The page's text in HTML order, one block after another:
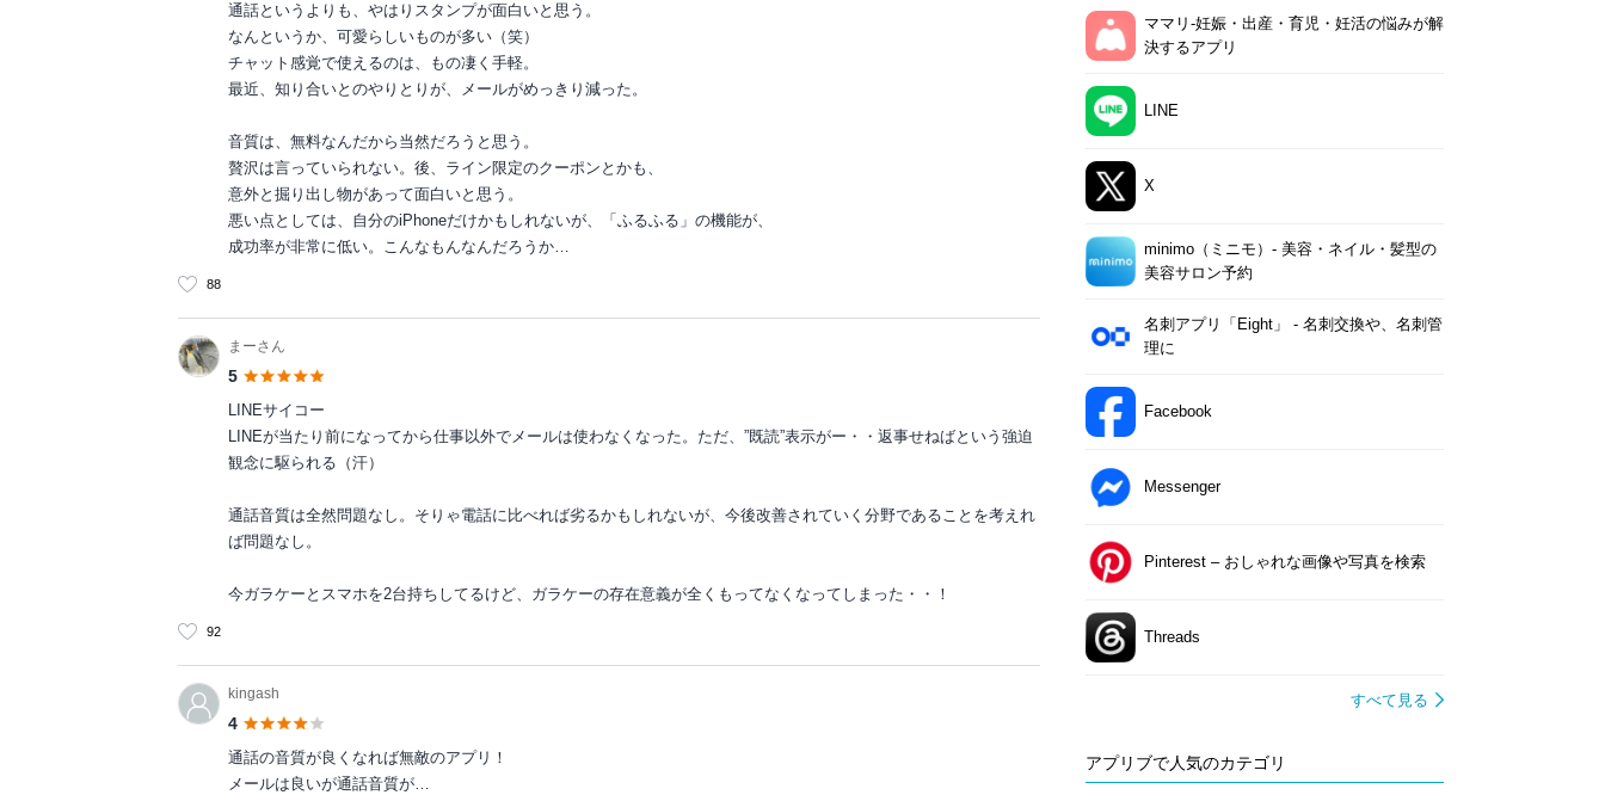
通話というよりも、やはりスタンプが面白いと思う。
なんというか、可愛らしいものが多い（笑）
チャット感覚で使えるのは、もの凄く手軽。
最近、知り合いとのやりとりが、メールがめっきり減った。
音質は、無料なんだから当然だろうと思う。
贅沢は言っていられない。後、ライン限定のクーポンとかも、
意外と掘り出し物があって面白いと思う。
悪い点としては、自分のiPhoneだけかもしれないが、「ふるふる」の機能が、
成功率が非常に低い。こんなもんなんだろうか…
88
まーさん
5
LINEサイコー
LINEが当たり前になってから仕事以外でメールは使わなくなった。ただ、”既読”表示がー・・返事せねばという強迫
観念に駆られる（汗）
通話音質は全然問題なし。そりゃ電話に比べれば劣るかもしれないが、今後改善されていく分野であることを考えれ
ば問題なし。
今ガラケーとスマホを2台持ちしてるけど、ガラケーの存在意義が全くもってなくなってしまった・・！
92
kingash
4
通話の音質が良くなれば無敵のアプリ！
メールは良いが通話音質が…
ママリ-妊娠・出産・育児・妊活の悩みが解
決するアプリ
LINE
X
minimo（ミニモ）- 美容・ネイル・髪型の
美容サロン予約
名刺アプリ「Eight」 - 名刺交換や、名刺管
理に
Facebook
Messenger
Pinterest – おしゃれな画像や写真を検索
Threads
すべて見る
アプリブで人気のカテゴリ